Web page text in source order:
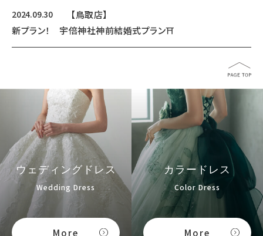
2024.09.30
【鳥取店】
新プラン！ 宇倍神社神前結婚式プラン⛩️
ウェディングドレス
Wedding Dress
More
カラードレス
Color Dress
More